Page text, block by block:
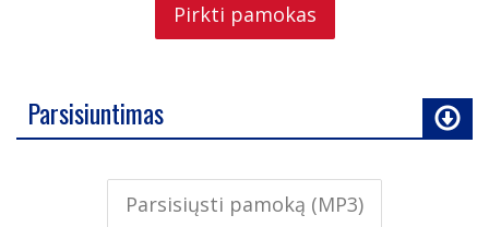
Pirkti pamokas
Parsisiuntimas
Parsisiųsti pamoką (MP3)